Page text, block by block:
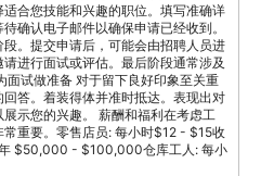
合您技能和兴趣的职位。填写准确详
确认电子邮件以确保申请已经收到。
。提交申请后，可能会由招聘人员进
进行面试或评估。最后阶段通常涉及
面试做准备 对于留下良好印象至关重
答。着装得体并准时抵达。表现出对
示您的兴趣。 薪酬和福利在考虑工
重要。零售店员: 每小时$12 - $15收
$50,000 - $100,000仓库工人: 每小